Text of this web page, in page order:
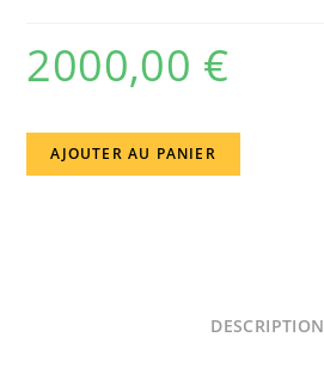
2000,00 €
quantité
de
AJOUTER AU PANIER
DESCRIPTION